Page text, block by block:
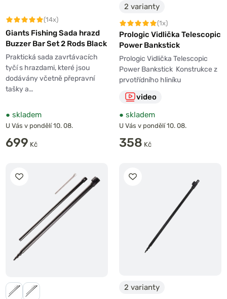
(14x)
Giants Fishing Sada hrazd
Buzzer Bar Set 2 Rods Black
Praktická sada zavrtávacích
tyčí s hrazdami, které jsou
dodávány včetně přepravní
tašky a…
● skladem
U Vás v pondělí 10. 08.
699 Kč
2 varianty
(1x)
Prologic Vidlička Telescopic
Power Bankstick
Prologic Vidlička Telescopic
Power Bankstick Konstrukce z
prvotřídního hliníku
video
● skladem
U Vás v pondělí 10. 08.
358 Kč
2 varianty